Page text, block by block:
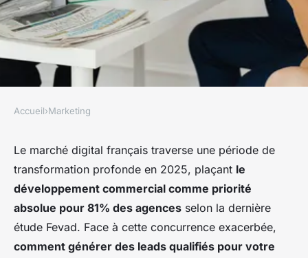
Génération de leads pour
agences web : boostez votre
réussite
Lola•29 octobre 2025 •8 min de lecture
Accueil›Marketing
Le marché digital français traverse une période de
transformation profonde en 2025, plaçant le
développement commercial comme priorité
absolue pour 81% des agences selon la dernière
étude Fevad. Face à cette concurrence exacerbée,
comment générer des leads qualifiés pour votre